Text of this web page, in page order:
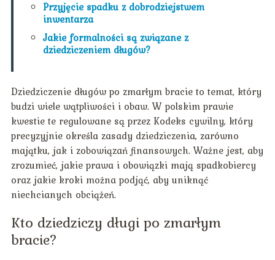
Przyjęcie spadku z dobrodziejstwem
inwentarza
Jakie formalności są związane z
dziedziczeniem długów?
Dziedziczenie długów po zmarłym bracie to temat, który
budzi wiele wątpliwości i obaw. W polskim prawie
kwestie te regulowane są przez Kodeks cywilny, który
precyzyjnie określa zasady dziedziczenia, zarówno
majątku, jak i zobowiązań finansowych. Ważne jest, aby
zrozumieć, jakie prawa i obowiązki mają spadkobiercy
oraz jakie kroki można podjąć, aby uniknąć
niechcianych obciążeń.
Kto dziedziczy długi po zmarłym
bracie?